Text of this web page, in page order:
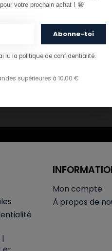
à partir de 50€
Mon compte
À propos de
votre prochain achat ! 😀
Abonne-toi
lu la politique de confidentialité.
supérieures à 10,00 €